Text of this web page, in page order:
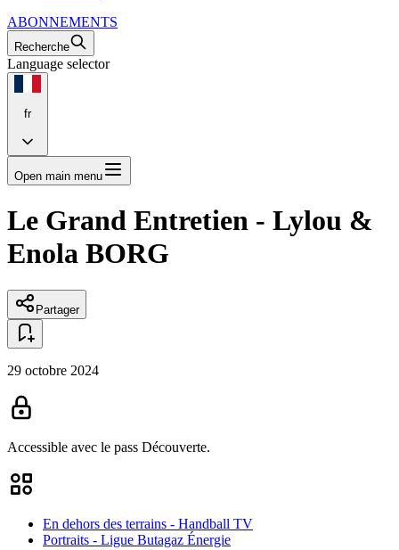
ABONNEMENTS
Recherche
Language selector
fr
Open main menu
Le Grand Entretien - Lylou &
Enola BORG
Partager
29 octobre 2024
Accessible avec le pass Découverte.
En dehors des terrains - Handball TV
Portraits - Ligue Butagaz Énergie